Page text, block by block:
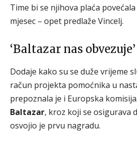
Time bi se njihova plaća
mjesec – opet predlaže Vincelj.
‘Baltazar nas obvezuje’
Dodaje kako su se duže vrijeme
račun projekta pomoćnika u
prepoznala je i Europska
Baltazar, kroz koji se osigurava
osvojio je prvu nagradu.